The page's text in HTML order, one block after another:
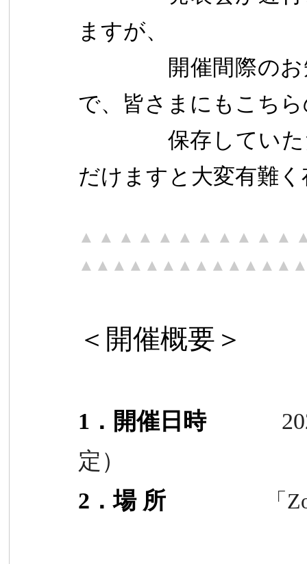
ますが、
開催間際のお知
で、 皆さまにもこち
保存していた
だけますと大変有難
▲▲▲ ▲▲▲ ▲▲▲
▲▲▲ ▲▲▲ ▲▲▲ ▲▲▲
＜開催概要＞
1 ．開催日時
定 ）
2 ．場 所 「